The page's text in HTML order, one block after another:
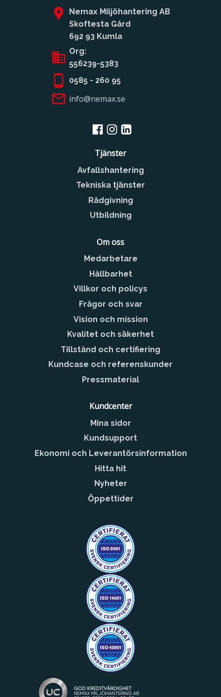
Nemax Miljöhantering AB
Skoftesta Gård
692 93 Kumla
Org:
556239-5383
0585 - 260 95
info@nemax.se
Tjänster
Avfallshantering
Tekniska tjänster
Rådgivning
Utbildning
Om oss
Medarbetare
Hållbarhet
Villkor och policys
Frågor och svar
Vision och mission
Kvalitet och säkerhet
Tillstånd och certifiering
Kundcase och referenskunder
Pressmaterial
Kundcenter
Mina sidor
Kundsupport
Ekonomi och Leverantörsinformation
Hitta hit
Nyheter
Öppettider